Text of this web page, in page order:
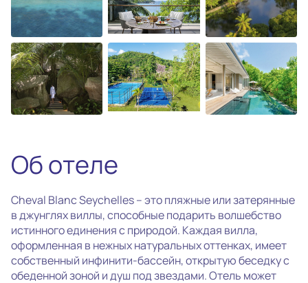
photo_camera
Все фотографии
(37)
Об отеле
Cheval Blanc Seychelles – это пляжные или затерянные
в джунглях виллы, способные подарить волшебство
истинного единения с природой. Каждая вилла,
оформленная в нежных натуральных оттенках, имеет
собственный инфинити-бассейн, открытую беседку с
обеденной зоной и душ под звездами. Отель может